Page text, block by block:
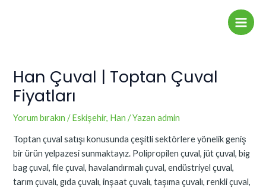
Main
Han Çuval | Toptan Çuval
Fiyatları
Yorum bırakın /Eskişehir, Han / Yazan admin
Toptan çuval satışı konusunda çeşitli sektörlere yönelik geniş
bir ürün yelpazesi sunmaktayız. Polipropilen çuval, jüt çuval, big
bag çuval, file çuval, havalandırmalı çuval, endüstriyel çuval,
tarım çuvalı, gıda çuvalı, inşaat çuvalı, taşıma çuvalı, renkli çuval,